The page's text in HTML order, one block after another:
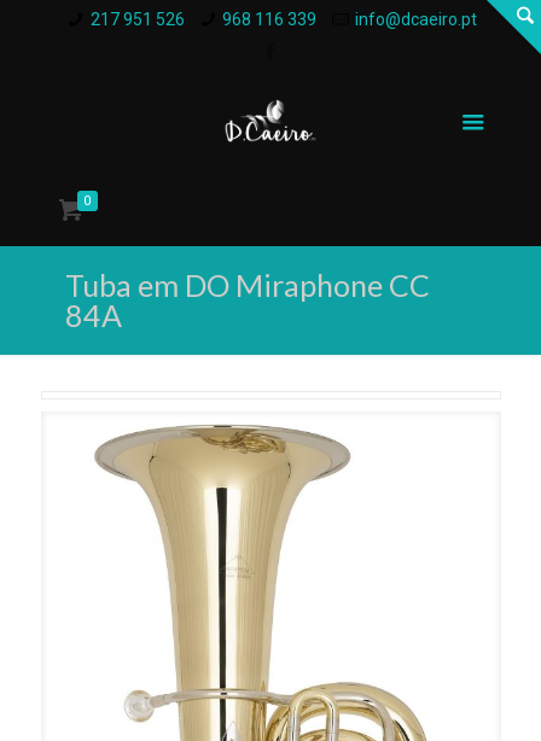
217 951 526 968 116 339 info@dcaeiro.pt
0
Tuba em DO Miraphone CC
84A